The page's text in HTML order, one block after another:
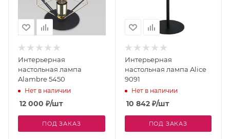
Интерьерная
настольная лампа
Alambre 5450
Нет в наличии
12 000 ₽/шт
ПОД ЗАКАЗ
Интерьерная
настольная лампа Alice
9091
Нет в наличии
10 842₽/шт
ПОД ЗАКАЗ